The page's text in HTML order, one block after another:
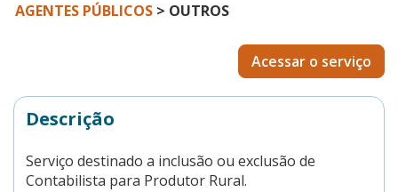
AGENTES PÚBLICOS > OUTROS
Acessar o serviço
Descrição
Serviço destinado a inclusão ou exclusão de
Contabilista para Produtor Rural.